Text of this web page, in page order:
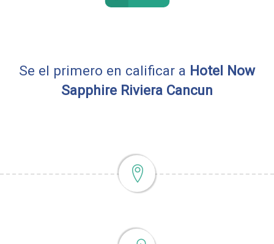
Se el primero en calificar a Hotel Now
Sapphire Riviera Cancun